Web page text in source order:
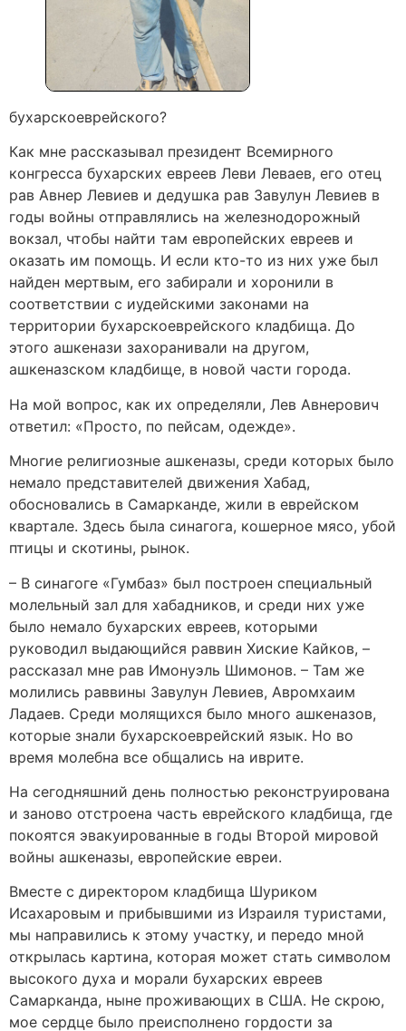
бухарскоеврейского?
Как мне рассказывал президент Всемирного
конгресса бухарских евреев Леви Леваев, его отец
рав Авнер Левиев и дедушка рав Завулун Левиев в
годы войны отправлялись на железнодорожный
вокзал, чтобы найти там европейских евреев и
оказать им помощь. И если кто-то из них уже был
найден мертвым, его забирали и хоронили в
соответствии с иудейскими законами на
территории бухарскоеврейского кладбища. До
этого ашкенази захоранивали на другом,
ашкеназском кладбище, в новой части города.
На мой вопрос, как их определяли, Лев Авнерович
ответил: «Просто, по пейсам, одежде».
Многие религиозные ашкеназы, среди которых было
немало представителей движения Хабад,
обосновались в Самарканде, жили в еврейском
квартале. Здесь была синагога, кошерное мясо, убой
птицы и скотины, рынок.
– В синагоге «Гумбаз» был построен специальный
молельный зал для хабадников, и среди них уже
было немало бухарских евреев, которыми
руководил выдающийся раввин Хиские Кайков, –
рассказал мне рав Имонуэль Шимонов. – Там же
молились раввины Завулун Левиев, Авромхаим
Ладаев. Среди молящихся было много ашкеназов,
которые знали бухарскоеврейский язык. Но во
время молебна все общались на иврите.
На сегодняшний день полностью реконструирована
и заново отстроена часть еврейского кладбища, где
покоятся эвакуированные в годы Второй мировой
войны ашкеназы, европейские евреи.
Вместе с директором кладбища Шуриком
Исахаровым и прибывшими из Израиля туристами,
мы направились к этому участку, и передо мной
открылась картина, которая может стать символом
высокого духа и морали бухарских евреев
Самарканда, ныне проживающих в США. Не скрою,
мое сердце было преисполнено гордости за